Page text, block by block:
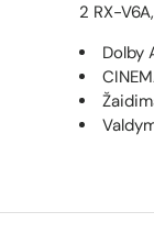
2 RX-
Dolby